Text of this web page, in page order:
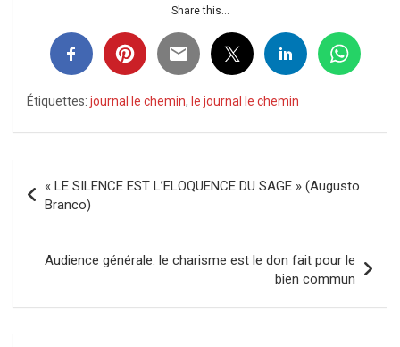
Share this...
Étiquettes: journal le chemin, le journal le chemin
de
l’article
« LE SILENCE EST L’ELOQUENCE DU SAGE » (Augusto
Branco)
Audience générale: le charisme est le don fait pour le
bien commun